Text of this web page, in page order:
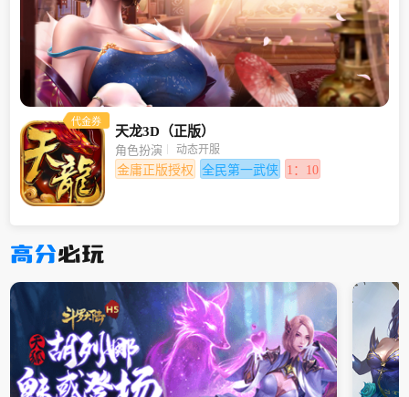
代金券
天龙3D（正版）
角色扮演 动态开服
金庸正版授权 全民第一武侠 1：10
高分必玩